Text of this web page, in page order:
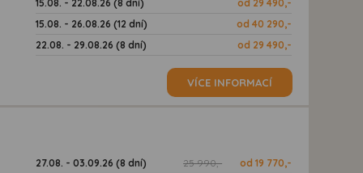
15.08. - 22.08.26 (8 dní)
od 29 490,-
15.08. - 26.08.26 (12 dní)
od 40 290,-
22.08. - 29.08.26 (8 dní)
od 29 490,-
VÍCE INFORMACÍ
27.08. - 03.09.26 (8 dní) 25 990,- od 19 770,-